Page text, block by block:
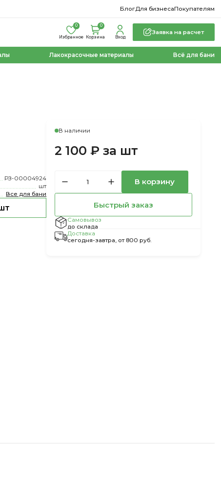
БлогДля бизнесаПокупателям
Избранное
0 0
Корзина Вход
Заявка на расчет
Лакокрасочные материалы Всё для бани
РЗ-00004924
шт
Все для бани
В наличии
2 100 ₽ за шт
В корзину
Быстрый заказ
Самовывоз
до склада
Доставка
сегодня-завтра, от 800 руб.